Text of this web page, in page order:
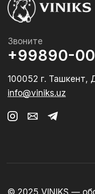
Звоните
+99890-
100052 г.
info@viniks.uz